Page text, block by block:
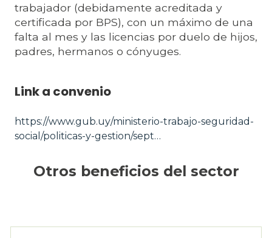
trabajador (debidamente acreditada y
certificada por BPS), con un máximo de una
falta al mes y las licencias por duelo de hijos,
padres, hermanos o cónyuges.
Link a convenio
https://www.gub.uy/ministerio-trabajo-seguridad-
social/politicas-y-gestion/sept…
Otros beneficios del sector